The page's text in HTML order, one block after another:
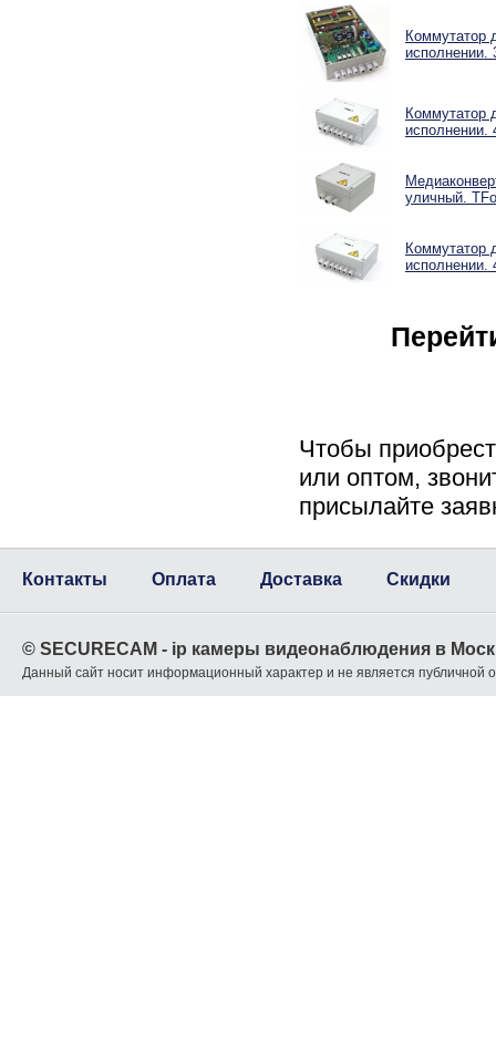
Коммутатор
исполнении.
Коммутатор
исполнении.
уличный.
Коммутатор
исполнении.
Чтобы
или оптом,
присылайте
Контакты Оплата Доставка Скидки
© SECURECAM - ip камеры видеонаблюдения в
Данный сайт носит информационный характер и не является публичной